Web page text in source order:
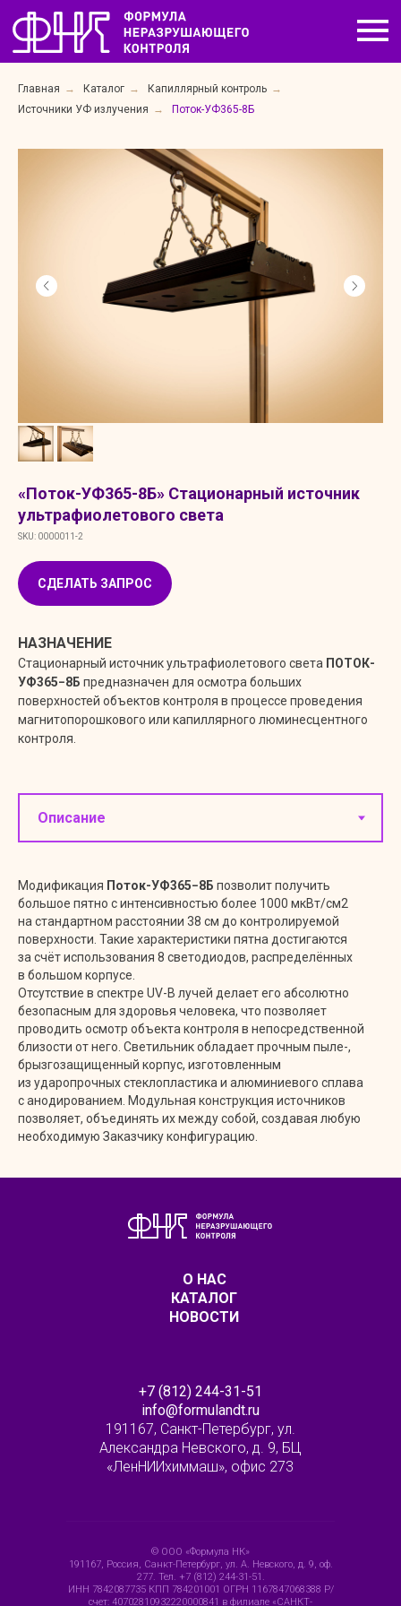
Главная → Каталог → Капиллярный контроль →
Источники УФ излучения → Поток-УФ365-8Б
«Поток-УФ365-8Б» Стационарный источник
ультрафиолетового света
SKU: 0000011-2
СДЕЛАТЬ ЗАПРОС
НАЗНАЧЕНИЕ
Стационарный источник ультрафиолетового света ПОТОК-
УФ365−8Б предназначен для осмотра больших
поверхностей объектов контроля в процессе проведения
магнитопорошкового или капиллярного люминесцентного
контроля.
Модификация Поток-УФ365−8Б позволит получить
большое пятно с интенсивностью более 1000 мкВт/см2
на стандартном расстоянии 38 см до контролируемой
поверхности. Такие характеристики пятна достигаются
за счёт использования 8 светодиодов, распределённых
в большом корпусе.
Отсутствие в спектре UV-B лучей делает его абсолютно
безопасным для здоровья человека, что позволяет
проводить осмотр объекта контроля в непосредственной
близости от него. Светильник обладает прочным пыле-,
брызгозащищенный корпус, изготовленным
из ударопрочных стеклопластика и алюминиевого сплава
с анодированием. Модульная конструкция источников
позволяет, объединять их между собой, создавая любую
необходимую Заказчику конфигурацию.
О НАС
КАТАЛОГ
НОВОСТИ
+7 (812) 244-31-51
info@formulandt.ru
191167, Санкт-Петербург, ул.
Александра Невского, д. 9, БЦ
«ЛенНИИхиммаш», офис 273
© ООО «Формула НК»
191167, Россия, Санкт-Петербург, ул. А. Невского, д. 9, оф.
277. Тел. +7 (812) 244-31-51.
ИНН 7842087735 КПП 784201001 ОГРН 1167847068388 Р/
счет: 40702810932220000841 в филиале «САНКТ-